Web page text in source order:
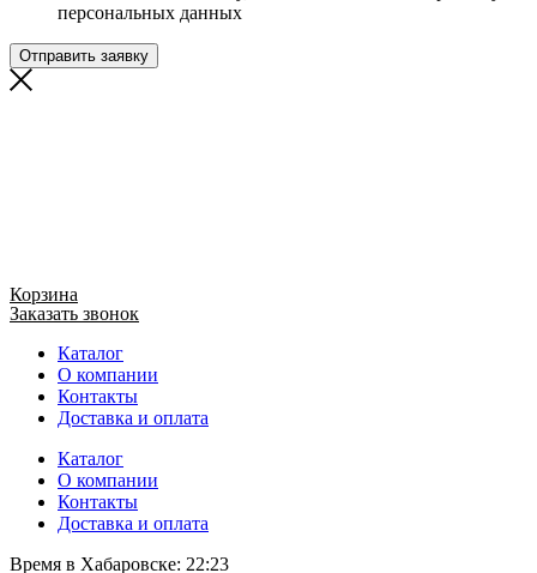
персональных данных
Отправить заявку
Корзина
Заказать звонок
Каталог
О компании
Контакты
Доставка и оплата
Каталог
О компании
Контакты
Доставка и оплата
Время в Хабаровске: 22:23